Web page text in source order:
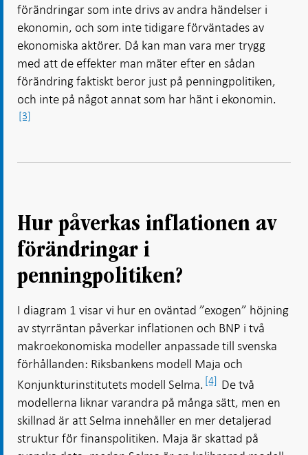
förändringar som inte drivs av andra händelser i
ekonomin, och som inte tidigare förväntades av
ekonomiska aktörer. Då kan man vara mer trygg
med att de effekter man mäter efter en sådan
förändring faktiskt beror just på penningpolitiken,
och inte på något annat som har hänt i ekonomin.
[3]
Hur påverkas inflationen av
förändringar i
penningpolitiken?
I diagram 1 visar vi hur en oväntad ”exogen” höjning
av styrräntan påverkar inflationen och BNP i två
makroekonomiska modeller anpassade till svenska
förhållanden: Riksbankens modell Maja och
Konjunkturinstitutets modell Selma. [4] De två
modellerna liknar varandra på många sätt, men en
skillnad är att Selma innehåller en mer detaljerad
struktur för finanspolitiken. Maja är skattad på